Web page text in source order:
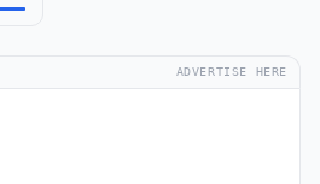
ADVERTISE HERE